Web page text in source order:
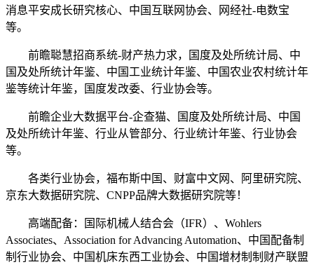
消息平安成长研究核心、中国互联网协会、网经社-电数宝
等。
前瞻聪慧招商系统-财产热力求，国度及处所统计局、中
国及处所统计年鉴、中国工业统计年鉴、中国农业农村统计年
鉴等统计年鉴，国度发改委、行业协会等。
前瞻企业大数据平台-企查猫、国度及处所统计局、中国
及处所统计年鉴、行业从管部分、行业统计年鉴、行业协会
等。
各类行业协会，福布斯中国、财富中文网、阿里研究院、
京东大数据研究院、CNPP品牌大数据研究院等！
高端配备：国际机械人结合会（IFR）、Wohlers
Associates、Association for Advancing Automation、中国配备制
制行业协会、中国机床东西工业协会、中国增材制制财产联盟